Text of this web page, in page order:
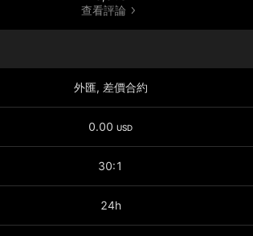
查看評論
外匯, 差價合約
0.00 USD
30:1
24h